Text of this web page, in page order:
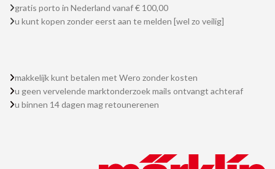
gratis porto in Nederland vanaf € 100,00
u kunt kopen zonder eerst aan te melden [wel zo veilig]
makkelijk kunt betalen met Wero zonder kosten
u geen vervelende marktonderzoek mails ontvangt achteraf
u binnen 14 dagen mag retounerenen